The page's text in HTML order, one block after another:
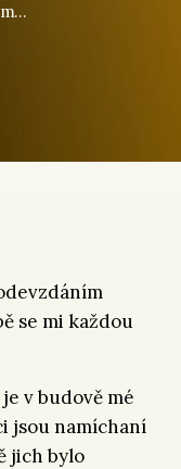
se mi každou
v budově mé
jsou namíchaní
jich bylo